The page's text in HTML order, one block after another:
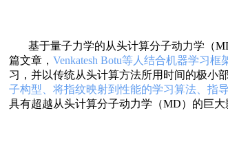
基于量子力学的从头计算分子动力学（
篇文章， Venkatesh Botu等人结合机器学习
习，并以传统从头计算方法所用时间的极小
子构型、将指纹映射到性能的学习算法、指
具有超越从头计算分子动力学（MD）的巨